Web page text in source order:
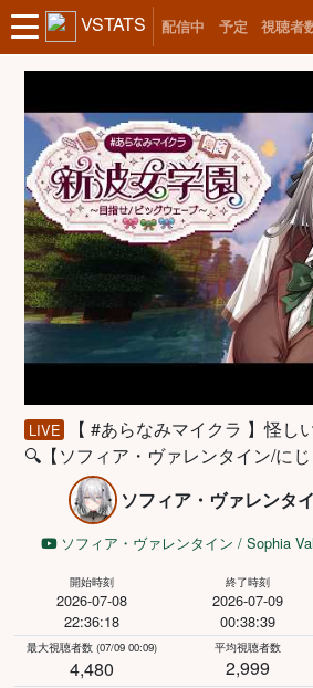
VSTATS 配信中 予定 視聴者
LIVE
【 #あらなみマイクラ 】怪
🔍【ソフィア・ヴァレンタイン/にじ
ソフィア・ヴァレンタ
ソフィア・ヴァレンタイン / Sophia
開始時刻
2026-07-08
22:36:18
終了時刻
2026-07-09
00:38:39
最大視聴者数 (07/09 00:09)
4,480
平均視聴者数
2,999